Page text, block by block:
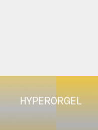
HYPERORGEL